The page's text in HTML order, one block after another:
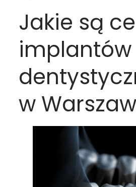
Jakie są
implantów
w